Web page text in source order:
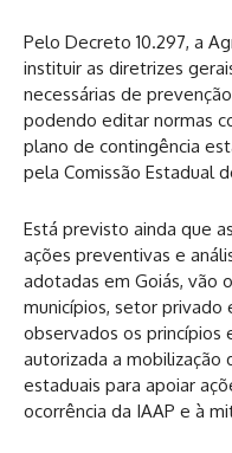
Pelo Decreto 10.297, a
instituir as diretrizes
necessárias de
podendo editar normas
plano de contingência
pela Comissão Estadual
Está previsto ainda que
ações preventivas e
adotadas em Goiás, vão
municípios, setor
observados os princípios
autorizada a
estaduais para apoiar
ocorrência da IAAP e à